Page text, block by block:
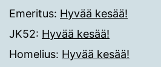
Emeritus: Hyvää kesää!
JK52: Hyvää kesää!
Homelius: Hyvää kesää!